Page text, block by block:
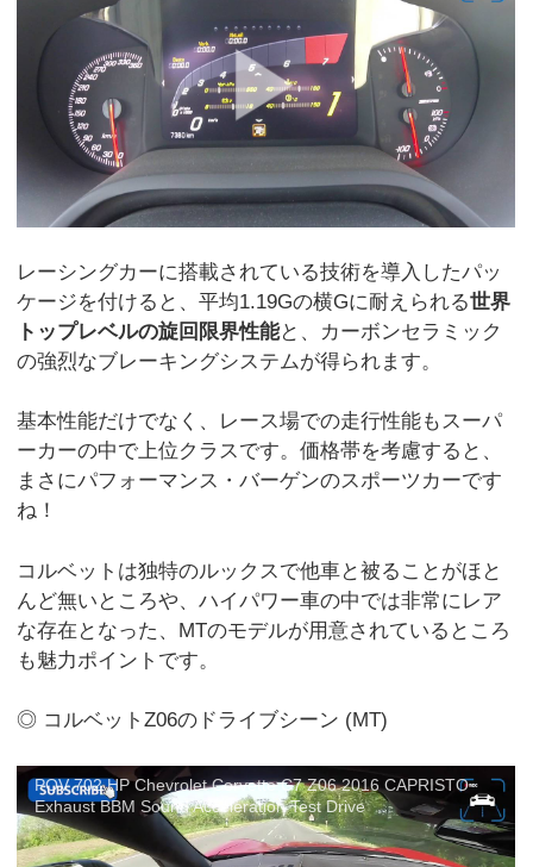
レーシングカーに搭載されている技術を導入したパッ
ケージを付けると、平均1.19Gの横Gに耐えられる世界
トップレベルの旋回限界性能と、カーボンセラミック
の強烈なブレーキングシステムが得られます。
基本性能だけでなく、レース場での走行性能もスーパ
ーカーの中で上位クラスです。価格帯を考慮すると、
まさにパフォーマンス・バーゲンのスポーツカーです
ね！
コルベットは独特のルックスで他車と被ることがほと
んど無いところや、ハイパワー車の中では非常にレア
な存在となった、MTのモデルが用意されているところ
も魅力ポイントです。
◎ コルベットZ06のドライブシーン (MT)
POV 702 HP Chevrolet Corvette C7 Z06 2016 CAPRISTO
Exhaust BBM Sound Acceleration Test Drive